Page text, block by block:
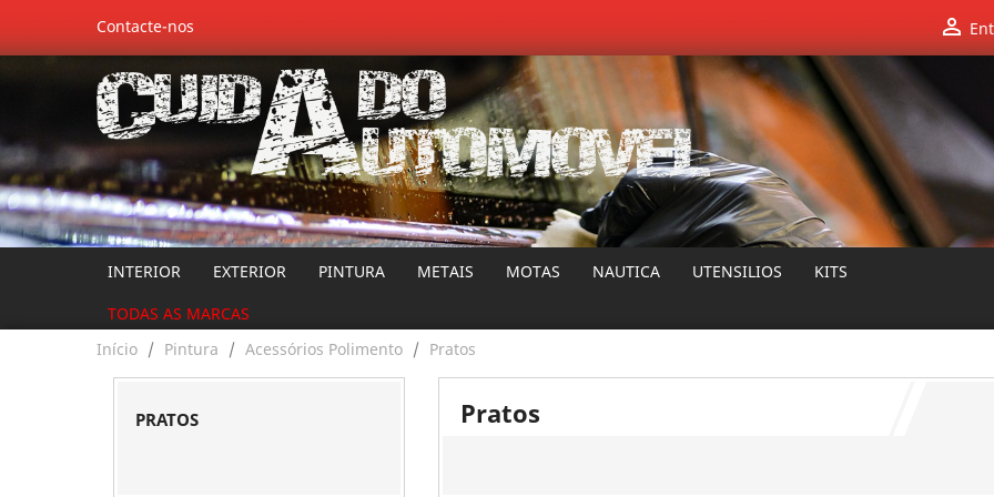
Contacte-nos 
INTERIOR EXTERIOR PINTURA METAIS MOTAS NAUTICA UTENSILIOS KITS
TODAS AS MARCAS
Início
Pintura Acessórios Polimento Pratos
PRATOS Pratos